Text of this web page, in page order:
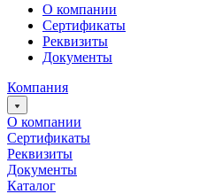
О компании
Сертификаты
Реквизиты
Документы
Компания
О компании
Сертификаты
Реквизиты
Документы
Каталог